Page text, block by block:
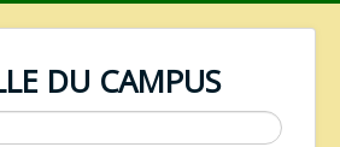
DU CAMPUS